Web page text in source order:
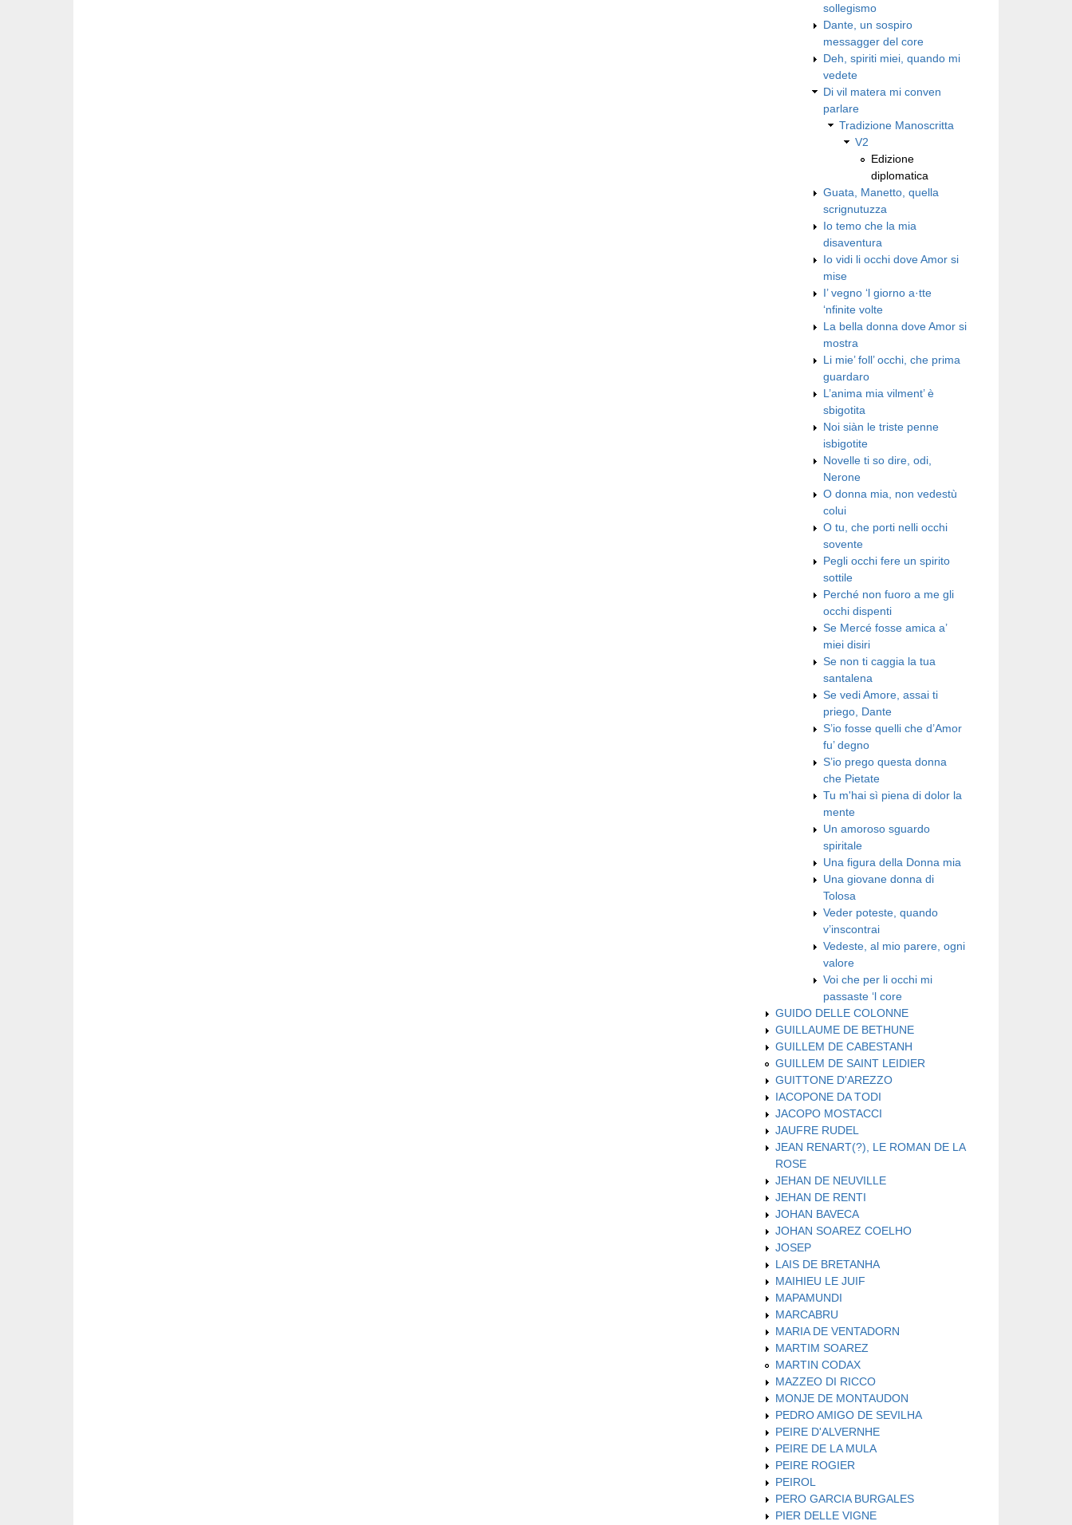
sollegismo
Dante, un sospiro
messagger del core
Deh, spiriti miei, quando mi
vedete
Di vil matera mi conven
parlare
Tradizione Manoscritta
V2
Edizione
diplomatica
Guata, Manetto, quella
scrignutuzza
Io temo che la mia
disaventura
Io vidi li occhi dove Amor si
mise
I’ vegno ‘l giorno a·tte
‘nfinite volte
La bella donna dove Amor si
mostra
Li mie’ foll’ occhi, che prima
guardaro
L’anima mia vilment’ è
sbigotita
Noi siàn le triste penne
isbigotite
Novelle ti so dire, odi,
Nerone
O donna mia, non vedestù
colui
O tu, che porti nelli occhi
sovente
Pegli occhi fere un spirito
sottile
Perché non fuoro a me gli
occhi dispenti
Se Mercé fosse amica a’
miei disiri
Se non ti caggia la tua
santalena
Se vedi Amore, assai ti
priego, Dante
S’io fosse quelli che d’Amor
fu’ degno
S’io prego questa donna
che Pietate
Tu m'hai sì piena di dolor la
mente
Un amoroso sguardo
spiritale
Una figura della Donna mia
Una giovane donna di
Tolosa
Veder poteste, quando
v’inscontrai
Vedeste, al mio parere, ogni
valore
Voi che per li occhi mi
passaste ‘l core
GUIDO DELLE COLONNE
GUILLAUME DE BETHUNE
GUILLEM DE CABESTANH
GUILLEM DE SAINT LEIDIER
GUITTONE D'AREZZO
IACOPONE DA TODI
JACOPO MOSTACCI
JAUFRE RUDEL
JEAN RENART(?), LE ROMAN DE LA
ROSE
JEHAN DE NEUVILLE
JEHAN DE RENTI
JOHAN BAVECA
JOHAN SOAREZ COELHO
JOSEP
LAIS DE BRETANHA
MAIHIEU LE JUIF
MAPAMUNDI
MARCABRU
MARIA DE VENTADORN
MARTIM SOAREZ
MARTIN CODAX
MAZZEO DI RICCO
MONJE DE MONTAUDON
PEDRO AMIGO DE SEVILHA
PEIRE D'ALVERNHE
PEIRE DE LA MULA
PEIRE ROGIER
PEIROL
PERO GARCIA BURGALES
PIER DELLE VIGNE